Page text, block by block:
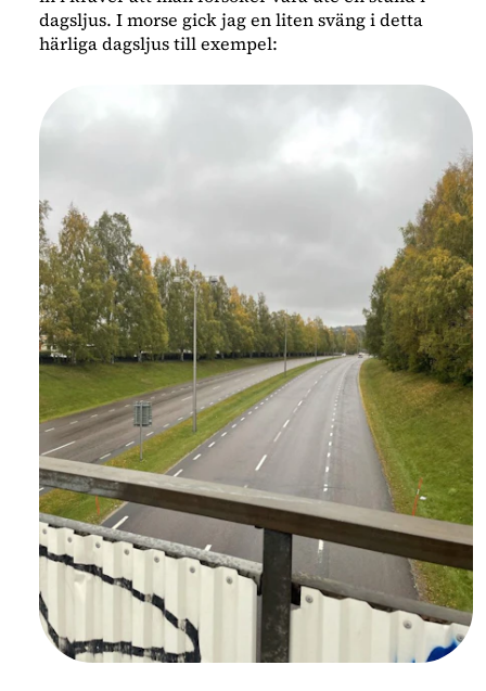
dagsljus. I morse gick jag en liten sväng i detta
härliga dagsljus till exempel: